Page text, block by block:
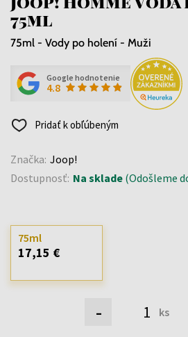
75ml
75ml - Vody po holení - Muži
Google hodnotenie
4.8
Pridať k obľúbeným
Značka: Joop!
Dostupnosť: Na sklade (Odošleme
- ks
75ml
17,15 €